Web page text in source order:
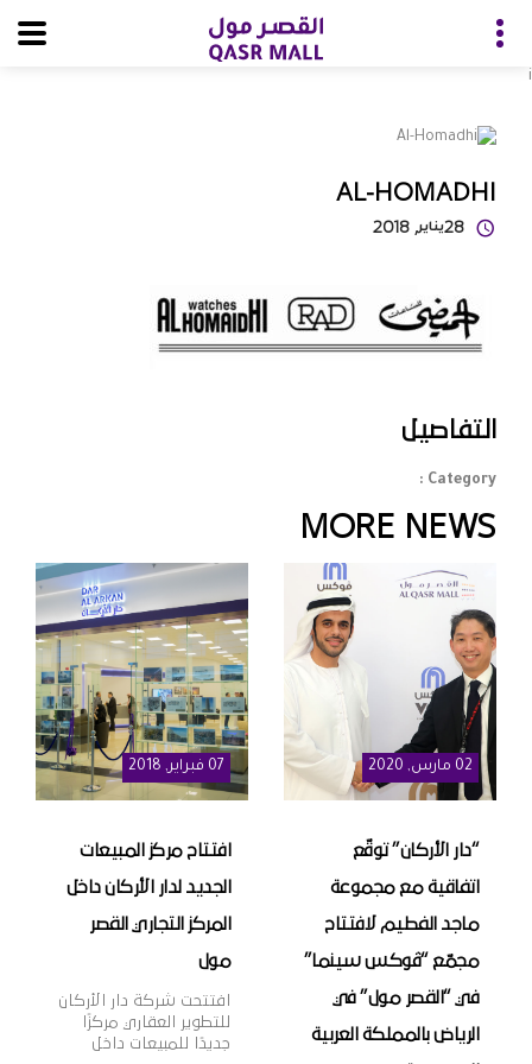
i
AL-HOMADHI
28يناير, 2018
التفاصيل
Category :
MORE NEWS
02 مارس, 2020
“دار الأركان” توقّع
اتفاقية مع مجموعة
ماجد الفطيم لافتتاح
مجمّع “ڤوكس سينما”
في “القصر مول” في
الرياض بالمملكة العربية
07 فبراير, 2018
افتتاح مركز المبيعات
الجديد لدار الأركان داخل
المركز التجاري القصر
مول
افتتحت شركة دار الأركان
للتطوير العقاري مركزًا
جديدًا للمبيعات داخل